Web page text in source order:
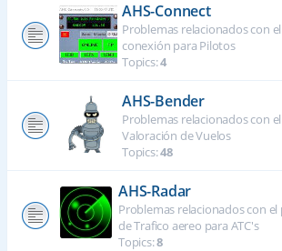
AHS-Connect
Problemas relacionados con
conexión para Pilotos
Topics:4
AHS-Bender
Problemas relacionados con
Valoración de Vuelos
Topics:48
AHS-Radar
Problemas relacionados con
de Trafico aereo para ATC's
Topics:8